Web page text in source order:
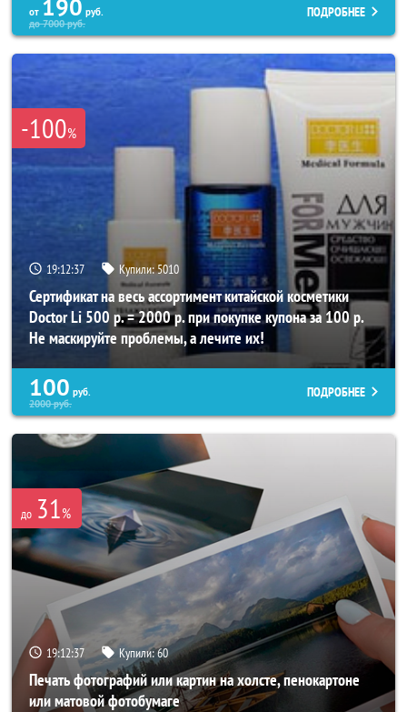
от 190 руб.
до7000руб.
ПОДРОБНЕЕ
-100%
19:12:33 Купили:5010
Сертификат на весь ассортимент китайской косметики
Doctor Li 500 р. = 2000 р. при покупке купона за 100 р.
Не маскируйте проблемы, а лечите их!
100 руб.
2000руб.
ПОДРОБНЕЕ
до 31%
19:12:33 Купили:60
Печать фотографий или картин на холсте, пенокартоне
или матовой фотобумаге